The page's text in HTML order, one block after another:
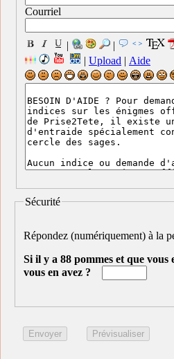
Courriel
| |
| Upload | Aide
Sécurité
Répondez (numériquement) à la
Si il y a 88 pommes et que vous
vous en avez ?